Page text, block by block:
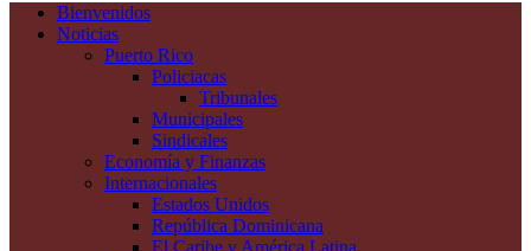
Bienvenidos
Noticias
Puerto Rico
Policiacas
Tribunales
Municipales
Sindicales
Economía y Finanzas
Internacionales
Estados Unidos
República Dominicana
El Caribe y América Latina